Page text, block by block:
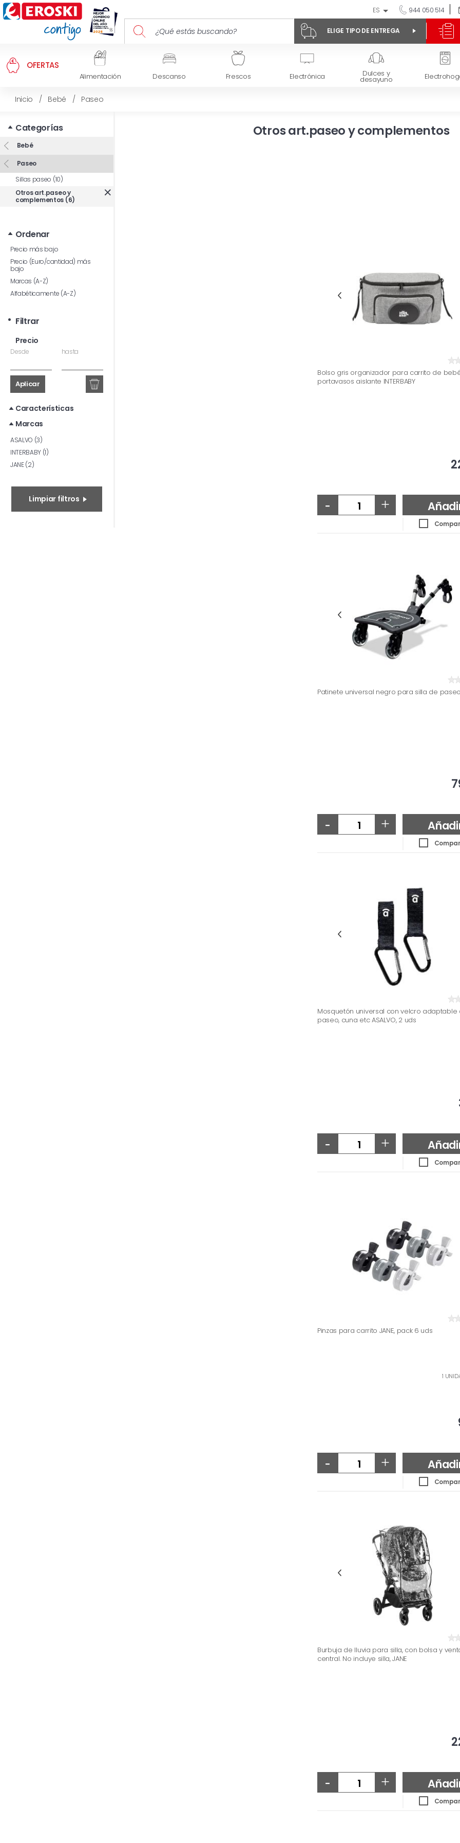
ES 944 050 514
ELIGE TIPO DE ENTREGA
OFERTAS
Alimentación Descanso Frescos Electrónica Dulces y
desayuno
Inicio / Bebé / Paseo
Categorías
Bebé
Paseo
Sillas paseo (10)
Otros art.paseo y
complementos (6)
Ordenar
Precio más bajo
Precio (Euro/cantidad) más
bajo
Marcas (A-Z)
Alfabéticamente (A-Z)
Filtrar
Precio
Desde hasta
Aplicar
Características
Marcas
ASALVO (3)
INTERBABY (1)
JANE (2)
Limpiar filtros
Otros art.paseo y complementos
Bolso gris organizador para carrito de
portavasos aislante INTERBABY
- +
Patinete universal negro para silla de paseo
- +
Mosquetón universal con velcro adaptable
paseo, cuna etc ASALVO, 2 uds
- +
Pinzas para carrito JANE, pack 6 uds
1
- +
Burbuja de lluvia para silla, con bolsa y
central. No incluye silla, JANE
- +